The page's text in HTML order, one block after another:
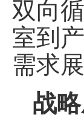
双向
室到
需求展
战